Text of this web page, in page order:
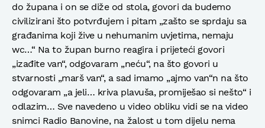
do župana i on se diže od stola, govori da budemo
civilizirani što potvrđujem i pitam „zašto se sprdaju sa
građanima koji žive u nehumanim uvjetima, nemaju
wc…“ Na to župan burno reagira i prijeteći govori
„izađite van“, odgovaram „neću“, na što govori u
stvarnosti „marš van“, a sad imamo „ajmo van“n na što
odgovaram „a jeli… kriva plavuša, promiješao si nešto“ i
odlazim… Sve navedeno u video obliku vidi se na video
snimci Radio Banovine, na žalost u tom dijelu nema